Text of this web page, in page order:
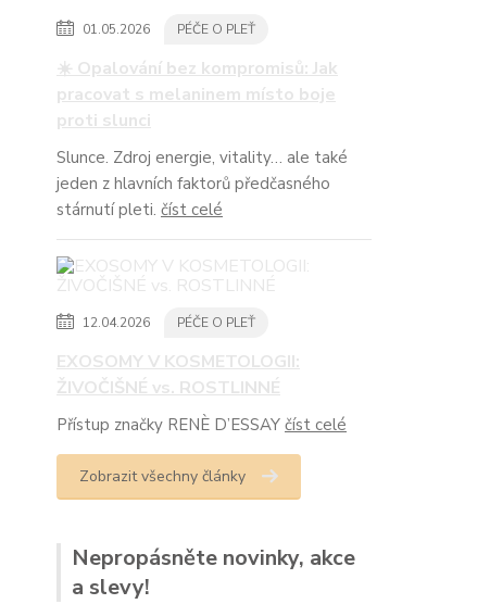
01.05.2026 PÉČE O PLEŤ
☀️ Opalování bez kompromisů: Jak
pracovat s melaninem místo boje
proti slunci
Slunce. Zdroj energie, vitality… ale také
jeden z hlavních faktorů předčasného
stárnutí pleti. číst celé
12.04.2026 PÉČE O PLEŤ
EXOSOMY V KOSMETOLOGII:
ŽIVOČIŠNÉ vs. ROSTLINNÉ
Přístup značky RENÈ D’ESSAY číst celé
Zobrazit všechny články
Nepropásněte novinky, akce
a slevy!